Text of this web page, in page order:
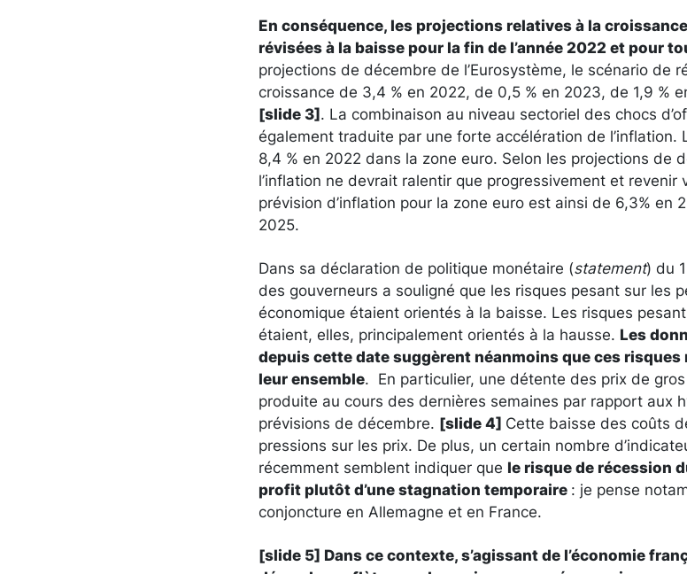
En conséquence, les projections relatives à la
révisées à la baisse pour la fin de l’année 2022 et pour
projections de décembre de l’Eurosystème, le scénario de
croissance de 3,4 % en 2022, de 0,5 % en 2023, de 1,9 %
[slide 3]. La combinaison au niveau sectoriel des chocs
également traduite par une forte accélération de
8,4 % en 2022 dans la zone euro. Selon les projections de
l’inflation ne devrait ralentir que progressivement et
prévision d’inflation pour la zone euro est ainsi de 6,3% en
2025.
Dans sa déclaration de politique monétaire (statement) du
des gouverneurs a souligné que les risques pesant sur les
économique étaient orientés à la baisse. Les risques
étaient, elles, principalement orientés à la hausse. Les
depuis cette date suggèrent néanmoins que ces
leur ensemble. En particulier, une détente des prix de
produite au cours des dernières semaines par rapport aux
prévisions de décembre. [slide 4] Cette baisse des coûts
pressions sur les prix. De plus, un certain nombre
récemment semblent indiquer que le risque de récession
profit plutôt d’une stagnation temporaire : je pense
conjoncture en Allemagne et en France.
[slide 5] Dans ce contexte, s’agissant de l’économie